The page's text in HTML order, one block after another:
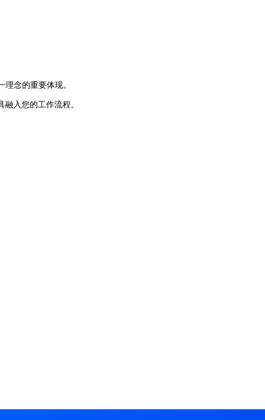
念的重要体现。
入您的工作流程。